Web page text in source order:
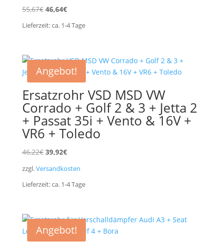
55,67€ Ursprünglicher
46,64€Aktueller
Lieferzeit:ca. 1-4Tage
Angebot!
Ersatzrohr VSD MSD VW
Corrado + Golf 2 & 3 + Jetta 2
+ Passat 35i + Vento & 16V +
VR6 + Toledo
46,22€ Ursprünglicher
46,22€
39,92€Aktueller
39,92€.
zzgl.Versandkosten
Lieferzeit:ca. 1-4Tage
Angebot!